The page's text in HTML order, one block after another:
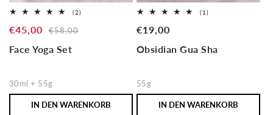
(2)2
Verkaufspreis
€45,00 Normaler
Preis
€58,00
Face Yoga Set
30ml + 55g
IN DEN WARENKORB
(1)1
Normaler
Preis
€19,00
Obsidian Gua Sha
55g
IN DEN WARENKORB